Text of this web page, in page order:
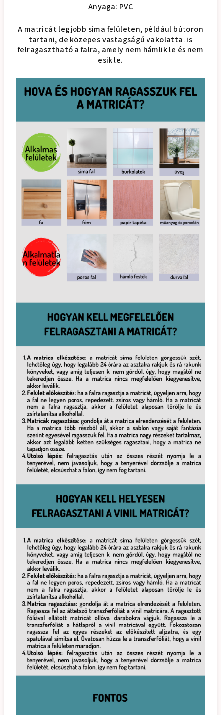
Anyaga: PVC
A matricát legjobb sima felületen, például bútoron
tartani, de közepes vastagságú vakolattal is
felragasztható a falra, amely nem hámlik le és nem
esik le.